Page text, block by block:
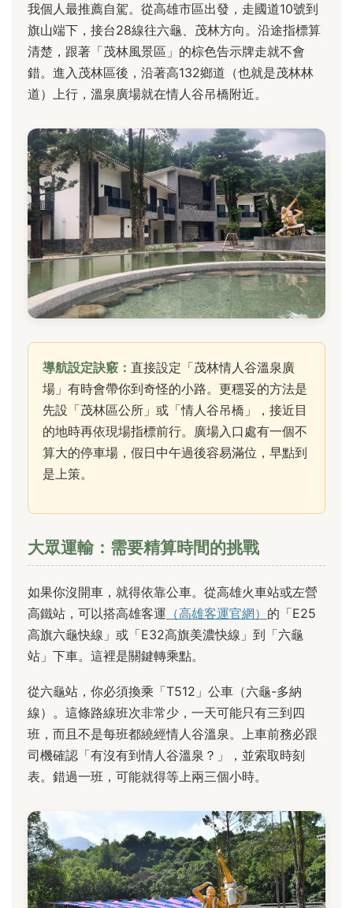
我個人最推薦自駕。從高雄市區出發，走國道10號到
旗山端下，接台28線往六龜、茂林方向。沿途指標算
清楚，跟著「茂林風景區」的棕色告示牌走就不會
錯。進入茂林區後，沿著高132鄉道（也就是茂林林
道）上行，溫泉廣場就在情人谷吊橋附近。
導航設定訣竅： 直接設定「茂林情人谷溫泉廣
場」有時會帶你到奇怪的小路。更穩妥的方法是
先設「茂林區公所」或「情人谷吊橋」，接近目
的地時再依現場指標前行。廣場入口處有一個不
算大的停車場，假日中午過後容易滿位，早點到
是上策。
大眾運輸：需要精算時間的挑戰
如果你沒開車，就得依靠公車。從高雄火車站或左營
高鐵站，可以搭高雄客運 （高雄客運官網） 的「E25
高旗六龜快線」或「E32高旗美濃快線」到「六龜
站」下車。這裡是關鍵轉乘點。
從六龜站，你必須換乘「T512」公車（六龜-多納
線）。這條路線班次非常少，一天可能只有三到四
班，而且不是每班都繞經情人谷溫泉。上車前務必跟
司機確認「有沒有到情人谷溫泉？」，並索取時刻
表。錯過一班，可能就得等上兩三個小時。